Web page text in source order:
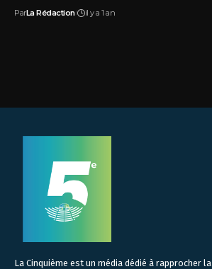
ParLa Rédaction il y a 1 an
La Cinquième est un média dédié à rapprocher la